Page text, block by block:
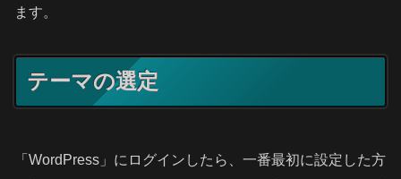
ます。
テーマの選定
「WordPress」にログインしたら、一番最初に設定した方